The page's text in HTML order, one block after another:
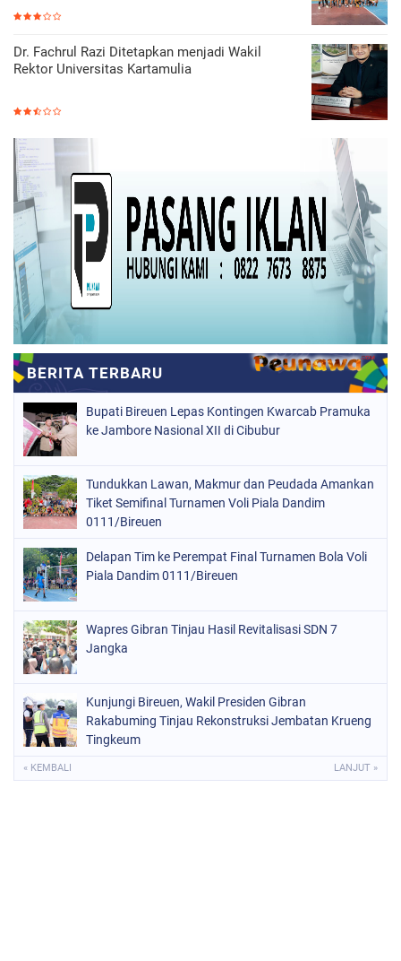
Dr. Fachrul Razi Ditetapkan menjadi Wakil
Rektor Universitas Kartamulia
Bupati Bireuen Lepas Kontingen Kwarcab Pramuka
ke Jambore Nasional XII di Cibubur
Tundukkan Lawan, Makmur dan Peudada Amankan
Tiket Semifinal Turnamen Voli Piala Dandim
0111/Bireuen
Delapan Tim ke Perempat Final Turnamen Bola Voli
Piala Dandim 0111/Bireuen
Wapres Gibran Tinjau Hasil Revitalisasi SDN 7
Jangka
Kunjungi Bireuen, Wakil Presiden Gibran
Rakabuming Tinjau Rekonstruksi Jembatan Krueng
Tingkeum
« KEMBALI LANJUT »